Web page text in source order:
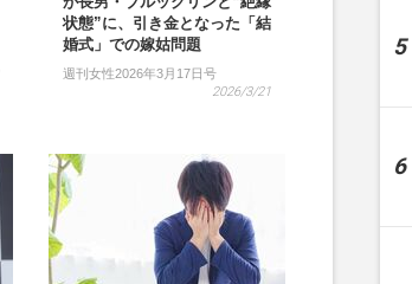
状態”に、引き金となった「結
婚式」での嫁姑問題
週刊女性2026年3月17日号
2026/3/21